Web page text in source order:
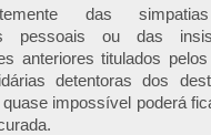
das
pessoais ou das
anteriores titulados
detentoras dos
impossível poderá